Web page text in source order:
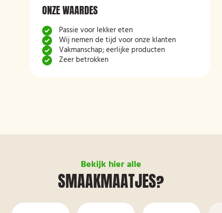
ONZE WAARDES
Passie voor lekker eten
Wij nemen de tijd voor onze klanten
Vakmanschap; eerlijke producten
Zeer betrokken
Bekijk hier alle
SMAAKMAATJES?